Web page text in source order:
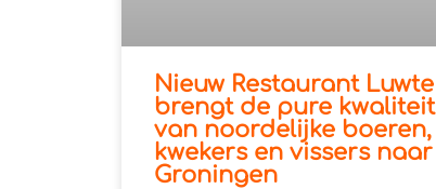
Nieuw Restaurant Luwte
brengt de pure kwaliteit
van noordelijke boeren,
kwekers en vissers naar
Groningen